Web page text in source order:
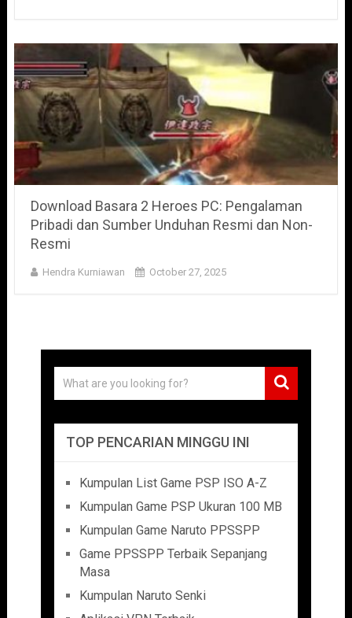
Download Basara 2 Heroes PC: Pengalaman
Pribadi dan Sumber Unduhan Resmi dan Non-
Resmi
Hendra Kurniawan October 27, 2025
TOP PENCARIAN MINGGU INI
Kumpulan List Game PSP ISO A-Z
Kumpulan Game PSP Ukuran 100 MB
Kumpulan Game Naruto PPSSPP
Game PPSSPP Terbaik Sepanjang
Masa
Kumpulan Naruto Senki